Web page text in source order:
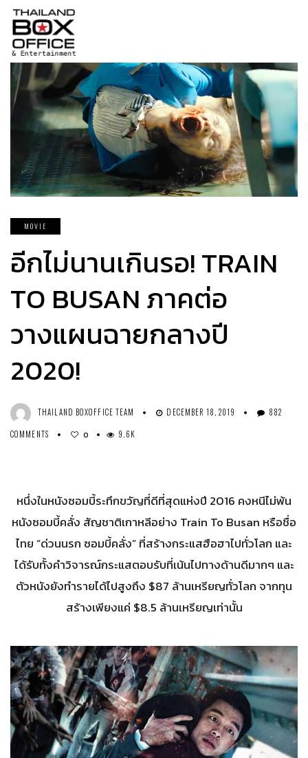
MOVIE
อีกไม่นานเกินรอ! TRAIN
TO BUSAN ภาคต่อ
วางแผนฉายกลางปี
2020!
THAILAND BOXOFFICE TEAM DECEMBER 18, 2019
882
COMMENTS
0 9.6K
หนึ่งในหนังซอมบี้ระทึกขวัญที่ดีที่สุดแห่งปี 2016 คงหนีไม่พ้น
หนังซอมบี้คลั่ง สัญชาติเกาหลีอย่าง Train To Busan หรือชื่อ
ไทย “ด่วนนรก ซอมบี้คลั่ง” ที่สร้างกระแสฮือฮาไปทั่วโลก และ
ได้รับทั้งคำวิจารณ์กระแสตอบรับที่เน้นไปทางด้านดีมากๆ และ
ตัวหนังยังทำรายได้ไปสูงถึง $87 ล้านเหรียญทั่วโลก จากทุน
สร้างเพียงแค่ $8.5 ล้านเหรียญเท่านั้น